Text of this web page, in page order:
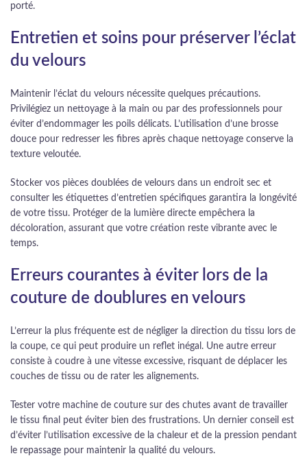
porté.
Entretien et soins pour préserver l’éclat
du velours
Maintenir l’éclat du velours nécessite quelques précautions.
Privilégiez un nettoyage à la main ou par des professionnels pour
éviter d’endommager les poils délicats. L’utilisation d’une brosse
douce pour redresser les fibres après chaque nettoyage conserve la
texture veloutée.
Stocker vos pièces doublées de velours dans un endroit sec et
consulter les étiquettes d’entretien spécifiques garantira la longévité
de votre tissu. Protéger de la lumière directe empêchera la
décoloration, assurant que votre création reste vibrante avec le
temps.
Erreurs courantes à éviter lors de la
couture de doublures en velours
L’erreur la plus fréquente est de négliger la direction du tissu lors de
la coupe, ce qui peut produire un reflet inégal. Une autre erreur
consiste à coudre à une vitesse excessive, risquant de déplacer les
couches de tissu ou de rater les alignements.
Tester votre machine de couture sur des chutes avant de travailler
le tissu final peut éviter bien des frustrations. Un dernier conseil est
d’éviter l’utilisation excessive de la chaleur et de la pression pendant
le repassage pour maintenir la qualité du velours.